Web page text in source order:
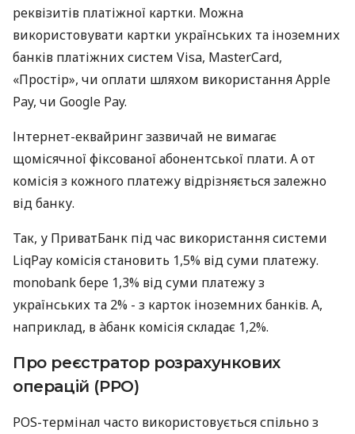
реквізитів платіжної картки. Можна
використовувати картки українських та іноземних
банків платіжних систем Visa, MasterCard,
«Простір», чи оплати шляхом використання Apple
Pay, чи Google Pay.
Інтернет-еквайринг зазвичай не вимагає
щомісячної фіксованої абонентської плати. А от
комісія з кожного платежу відрізняється залежно
від банку.
Так, у ПриватБанк під час використання системи
LiqPay комісія становить 1,5% від суми платежу.
monobank бере 1,3% від суми платежу з
українських та 2% - з карток іноземних банків. А,
наприклад, в àбанк комісія складає 1,2%.
Про реєстратор розрахункових
операцій (РРО)
POS-термінал часто використовується спільно з